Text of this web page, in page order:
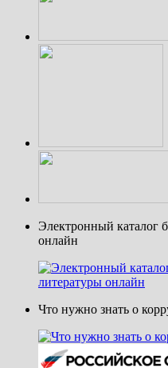
Электронный каталог
онлайн
Что нужно знать о